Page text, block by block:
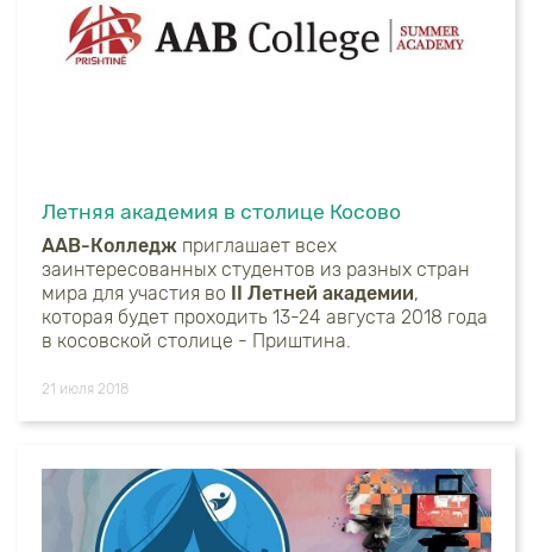
Летняя академия в столице Косово
AAB-Колледж приглашает всех
заинтересованных студентов из разных стран
мира для участия во II Летней академии,
которая будет проходить 13-24 августа 2018 года
в косовской столице - Приштина.
21 июля 2018